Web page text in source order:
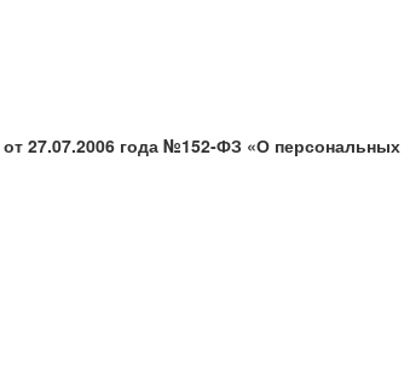
27.07.2006 года №152-ФЗ «О персональных